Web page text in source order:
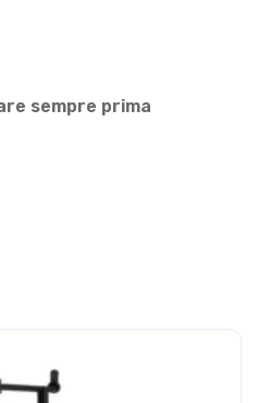
sempre prima